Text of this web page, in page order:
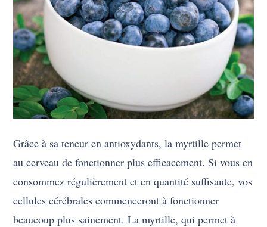
Grâce à sa teneur en antioxydants, la myrtille permet
au cerveau de fonctionner plus efficacement. Si vous en
consommez régulièrement et en quantité suffisante, vos
cellules cérébrales commenceront à fonctionner
beaucoup plus sainement. La myrtille, qui permet à